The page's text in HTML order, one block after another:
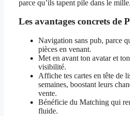
parce qu’ils tapent pile dans le mille.
Les avantages concrets de
Navigation sans pub, parce
pièces en venant.
Met en avant ton avatar et
visibilité.
Affiche tes cartes en tête de
semaines, boostant leurs
vente.
Bénéficie du Matching qui
fluide.